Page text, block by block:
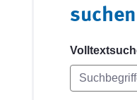
suchen